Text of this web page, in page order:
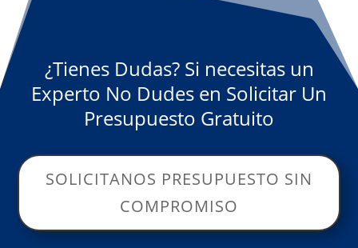
¿Tienes Dudas? Si necesitas un
Experto No Dudes en Solicitar Un
Presupuesto Gratuito
SOLICITANOS PRESUPUESTO SIN
COMPROMISO